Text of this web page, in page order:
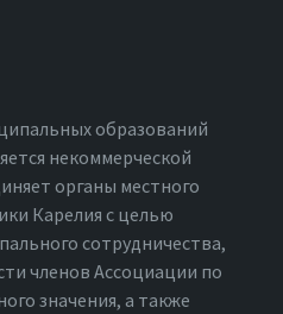
образований
некоммерческой
органы местного
Карелия с целью
сотрудничества,
членов Ассоциации по
значения, а также